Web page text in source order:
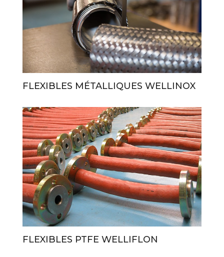
FLEXIBLES MÉTALLIQUES WELLINOX
FLEXIBLES PTFE WELLIFLON